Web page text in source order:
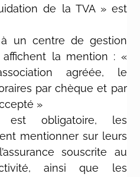
de la TVA » est
à un centre de gestion
la mention : «
agréée, le
par chèque et par
»
est obligatoire, les
mentionner sur leurs
souscrite au
ainsi que les